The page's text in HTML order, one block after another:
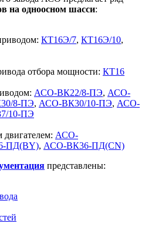
на одноосном шасси:
КТ16Э/7, КТ16Э/10,
отбора мощности: КТ16
АСО-ВК22/8-ПЭ, АСО-
8-ПЭ, АСО-ВК30/10-ПЭ, АСО-
10-ПЭ
АСО-
ПД(BY), АСО-ВК36-ПД(CN)
представлены: